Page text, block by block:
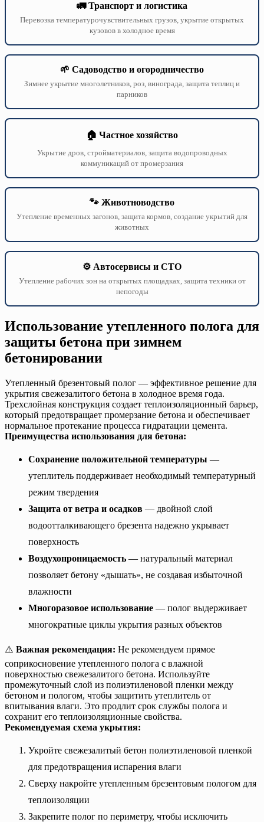
🚛 Транспорт и логистика
Перевозка температурочувствительных грузов, укрытие открытых
кузовов в холодное время
🌱 Садоводство и огородничество
Зимнее укрытие многолетников, роз, винограда, защита теплиц и
парников
🏠 Частное хозяйство
Укрытие дров, стройматериалов, защита водопроводных
коммуникаций от промерзания
🐾 Животноводство
Утепление временных загонов, защита кормов, создание укрытий для
животных
⚙️ Автосервисы и СТО
Утепление рабочих зон на открытых площадках, защита техники от
непогоды
Использование утепленного полога для
защиты бетона при зимнем
бетонировании
Утепленный брезентовый полог — эффективное решение для
укрытия свежезалитого бетона в холодное время года.
Трехслойная конструкция создает теплоизоляционный барьер,
который предотвращает промерзание бетона и обеспечивает
нормальное протекание процесса гидратации цемента.
Преимущества использования для бетона:
Сохранение положительной температуры —
утеплитель поддерживает необходимый температурный
режим твердения
Защита от ветра и осадков — двойной слой
водоотталкивающего брезента надежно укрывает
поверхность
Воздухопроницаемость — натуральный материал
позволяет бетону «дышать», не создавая избыточной
влажности
Многоразовое использование — полог выдерживает
многократные циклы укрытия разных объектов
⚠️ Важная рекомендация: Не рекомендуем прямое
соприкосновение утепленного полога с влажной
поверхностью свежезалитого бетона. Используйте
промежуточный слой из полиэтиленовой пленки между
бетоном и пологом, чтобы защитить утеплитель от
впитывания влаги. Это продлит срок службы полога и
сохранит его теплоизоляционные свойства.
Рекомендуемая схема укрытия:
Укройте свежезалитый бетон полиэтиленовой пленкой
для предотвращения испарения влаги
Сверху накройте утепленным брезентовым пологом для
теплоизоляции
Закрепите полог по периметру, чтобы исключить